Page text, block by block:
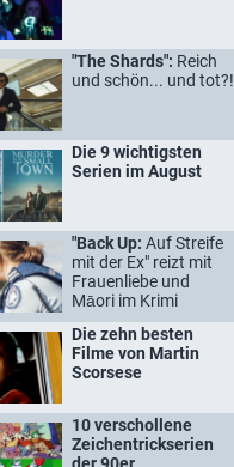
"The Shards": Reich
und schön... und tot?!
Die 9 wichtigsten
Serien im August
"Back Up: Auf Streife
mit der Ex" reizt mit
Frauenliebe und
Māori im Krimi
Die zehn besten
Filme von Martin
Scorsese
10 verschollene
Zeichentrickserien